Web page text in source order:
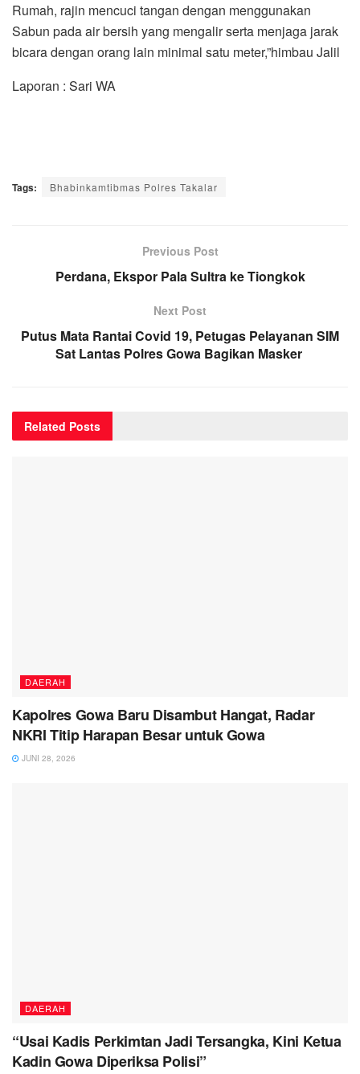
Rumah, rajin mencuci tangan dengan menggunakan
Sabun pada air bersih yang mengalir serta menjaga jarak
bicara dengan orang lain minimal satu meter,”himbau Jalil
Laporan : Sari WA
Tags: Bhabinkamtibmas Polres Takalar
Previous Post
Perdana, Ekspor Pala Sultra ke Tiongkok
Next Post
Putus Mata Rantai Covid 19, Petugas Pelayanan SIM
Sat Lantas Polres Gowa Bagikan Masker
Related Posts
DAERAH
Kapolres Gowa Baru Disambut Hangat, Radar
NKRI Titip Harapan Besar untuk Gowa
JUNI 28, 2026
DAERAH
“Usai Kadis Perkimtan Jadi Tersangka, Kini Ketua
Kadin Gowa Diperiksa Polisi”